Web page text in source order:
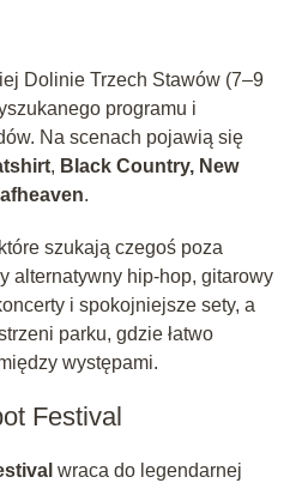
Dolinie Trzech Stawów (7–9
programu i
Na scenach pojawią się
, Black Country, New
.
szukają czegoś poza
alternatywny hip-hop, gitarowy
i spokojniejsze sety, a
parku, gdzie łatwo
występami.
Festival
wraca do legendarnej